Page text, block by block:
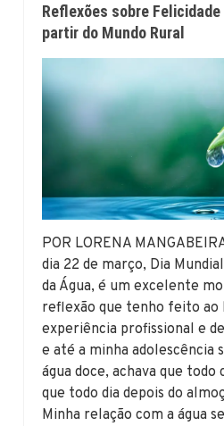
Reflexões sobre Felicidade
partir do Mundo Rural
POR LORENA
dia 22 de março, Dia
da Água, é um excelente
reflexão que tenho feito ao
experiência profissional e
e até a minha adolescência
água doce, achava que
que todo dia depois do
Minha relação com a água